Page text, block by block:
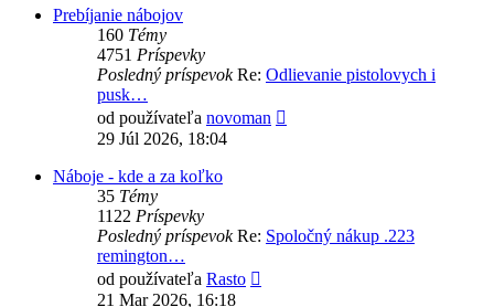
Prebíjanie nábojov
160 Témy
4751 Príspevky
Posledný príspevokRe: Odlievanie pistolovych i
pusk…
od používateľa novoman
29 Júl 2026, 18:04
Náboje - kde a za koľko
35 Témy
1122 Príspevky
Posledný príspevokRe: Spoločný nákup .223
remington…
od používateľa Rasto
21 Mar 2026, 16:18